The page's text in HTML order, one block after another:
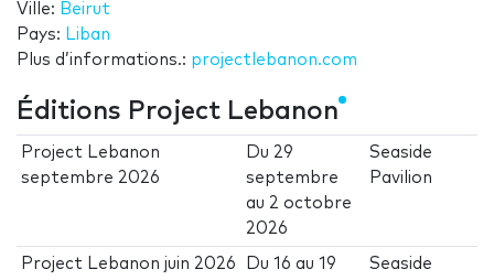
Ville: Beirut
Pays: Liban
Plus d’informations.: projectlebanon.com
Éditions Project Lebanon
Project Lebanon
septembre 2026
Du 29
septembre
au 2 octobre
2026
Seaside
Pavilion
Project Lebanon juin 2026 Du16 au19
Seaside